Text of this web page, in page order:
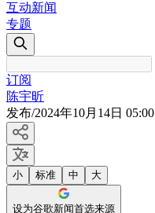
互动新闻
专题
订阅
陈宇昕
发布/2024年10月14日 05:00
小 标准 中 大
设为谷歌新闻首选来源